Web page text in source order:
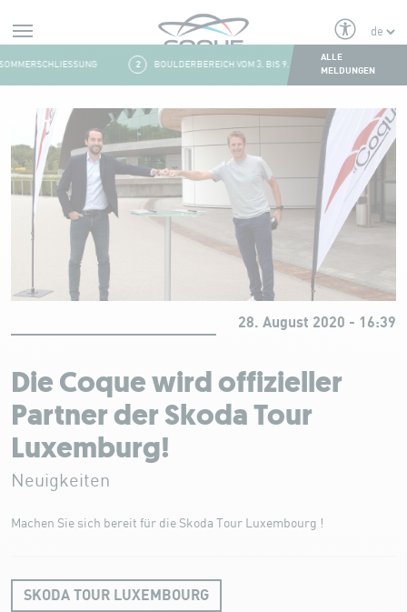
Aller au contenu
BOULDERBEREICH VOM 3. BIS 9. AUGUST GESCHLOSSEN
ALLE
MELDUNGEN
28. August 2020 - 16:39
Die Coque wird offizieller
Partner der Skoda Tour
Luxemburg!
Neuigkeiten
Machen Sie sich bereit für die Skoda Tour Luxembourg !
SKODA TOUR LUXEMBOURG